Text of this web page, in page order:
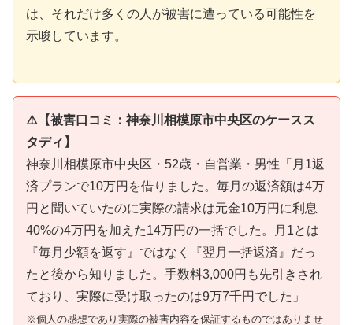
は、それだけ多くの人が被害に遭っている可能性を
示唆しています。
⚠️【被害口コミ：神奈川相模原市中央区のケースス
タディ】
神奈川相模原市中央区・52歳・自営業・男性「月1返
済プランで10万円を借りました。毎月の返済額は4万
円と聞いていたのに実際の請求は元金10万円に利息
40%の4万円を加えた14万円の一括でした。月1とは
『毎月少額を返す』ではなく『翌月一括返済』だっ
たと後から知りました。手数料3,000円も先引きされ
ており、実際に受け取ったのは9万7千円でした」
※個人の感想であり実際の被害内容を保証するものではありませ